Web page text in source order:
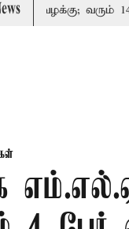
வழக்கு; வரும்